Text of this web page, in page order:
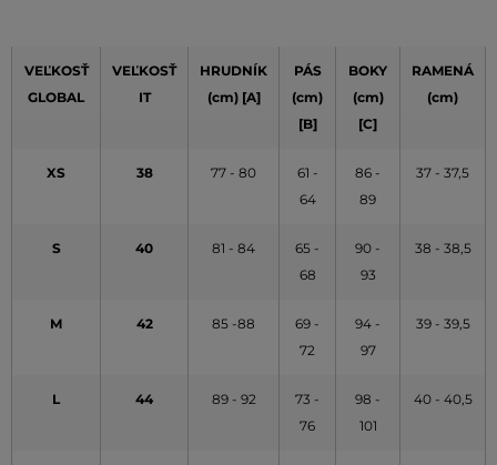
VEĽKOSŤ
GLOBAL
VEĽKOSŤ
IT
HRUDNÍK
(cm) [A]
PÁS
(cm)
[B]
BOKY
(cm)
[C]
RAMENÁ
(cm)
XS 38 77 - 80
61 -
64
86 -
89
37 - 37,5
S 40 81 - 84
65 -
68
90 -
93
38 - 38,5
M 42 85 -88
69 -
72
94 -
97
39 - 39,5
L 44 89 - 92
73 -
76
98 -
101
40 - 40,5